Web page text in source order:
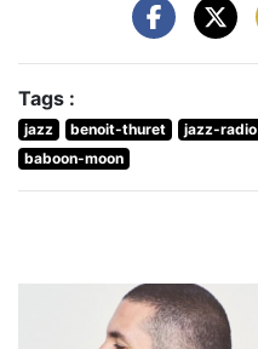
Tags :
jazz benoit-thuret jazz-radio
baboon-moon